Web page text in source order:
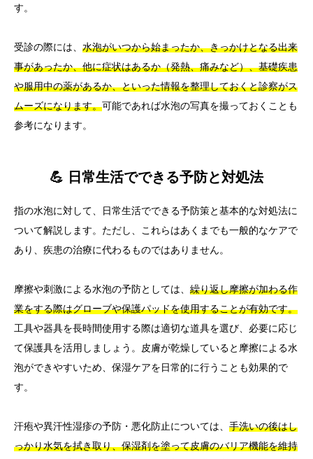
す。
受診の際には、 水泡がいつから始まったか、きっかけとなる出来
事があったか、他に症状はあるか（発熱、痛みなど）、基礎疾患
や服用中の薬があるか、といった情報を整理しておくと診察がス
ムーズになります。可能であれば水泡の写真を撮っておくことも
参考になります。
💪 日常生活でできる予防と対処法
指の水泡に対して、日常生活でできる予防策と基本的な対処法に
ついて解説します。ただし、これらはあくまでも一般的なケアで
あり、疾患の治療に代わるものではありません。
摩擦や刺激による水泡の予防としては、 繰り返し摩擦が加わる作
業をする際はグローブや保護パッドを使用することが有効です。
工具や器具を長時間使用する際は適切な道具を選び、必要に応じ
て保護具を活用しましょう。皮膚が乾燥していると摩擦による水
泡ができやすいため、保湿ケアを日常的に行うことも効果的で
す。
汗疱や異汗性湿疹の予防・悪化防止については、 手洗いの後はし
っかり水気を拭き取り、保湿剤を塗って皮膚のバリア機能を維持